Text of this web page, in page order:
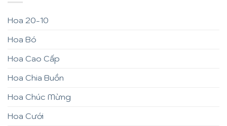
Hoa 20-10
Hoa Bó
Hoa Cao Cấp
Hoa Chia Buồn
Hoa Chúc Mừng
Hoa Cưới